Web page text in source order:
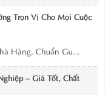
Trọn Vị Cho Mọi Cuộc
Hàng, Chuẩn Gu...
– Giá Tốt, Chất